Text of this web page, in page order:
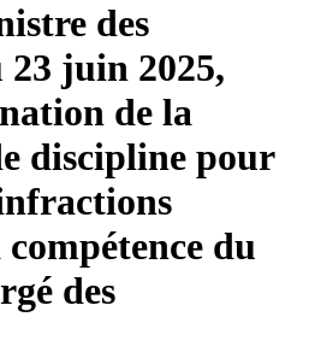
des
juin 2025,
de la
discipline pour
du
des